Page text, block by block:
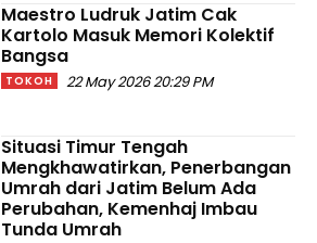
Maestro Ludruk Jatim Cak
Kartolo Masuk Memori Kolektif
Bangsa
TOKOH 22 May 2026 20:29 PM
Situasi Timur Tengah
Mengkhawatirkan, Penerbangan
Umrah dari Jatim Belum Ada
Perubahan, Kemenhaj Imbau
Tunda Umrah